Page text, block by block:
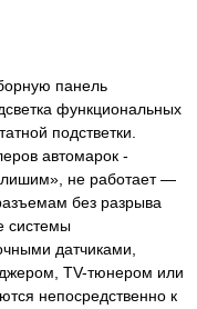
панель
функциональных
подстветки.
автомарок -
лишим», не работает —
без разрыва
системы
датчиками,
TV-тюнером или
непосредственно к